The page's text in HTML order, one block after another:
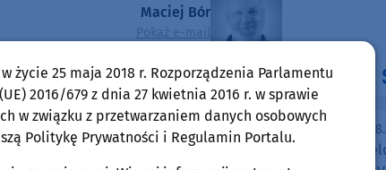
Maciej Bór
Pokaż e-mail
usłyszysz też w radiu Weekend
piątek,
Raciąż
życie 25 maja 2018 r. Rozporządzenia Parlamentu
2016/679 z dnia 27 kwietnia 2016 r. w sprawie
w związku z przetwarzaniem danych osobowych
Politykę Prywatności i Regulamin Portalu.